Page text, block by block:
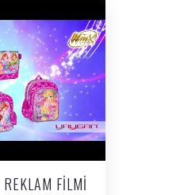
FILMI